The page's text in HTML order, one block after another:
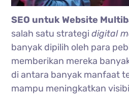
SEO untuk Website
salah satu strategidigital
banyak dipilih oleh para
memberikan mereka
di antara banyak manfaat
mampu meningkatkan